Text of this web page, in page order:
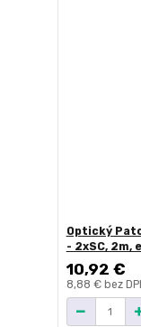
Optický
- 2xSC, 2m,
10,92 €
8,88 € bez